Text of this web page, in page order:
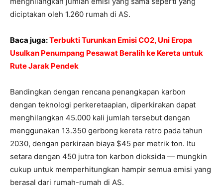
diciptakan oleh 1.260 rumah di AS.
Baca juga:Terbukti Turunkan Emisi CO2, Uni Eropa
Usulkan Penumpang Pesawat Beralih ke Kereta untuk
Rute Jarak Pendek
Bandingkan dengan rencana penangkapan karbon
dengan teknologi perkeretaapian, diperkirakan dapat
menghilangkan 45.000 kali jumlah tersebut dengan
menggunakan 13.350 gerbong kereta retro pada tahun
2030, dengan perkiraan biaya $45 per metrik ton. Itu
setara dengan 450 jutra ton karbon dioksida — mungkin
cukup untuk memperhitungkan hampir semua emisi yang
berasal dari rumah-rumah di AS.